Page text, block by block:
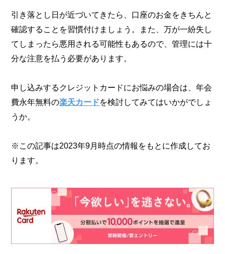
引き落とし日が近づいてきたら、口座のお金をきちんと
確認することを習慣付けましょう。また、万が一紛失し
てしまったら悪用される可能性もあるので、管理には十
分な注意を払う必要があります。
申し込みするクレジットカードにお悩みの場合は、年会
費永年無料の楽天カードを検討してみてはいかがでしょ
うか。
※この記事は2023年9月時点の情報をもとに作成してお
ります。